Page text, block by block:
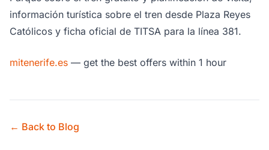
información turística sobre el tren desde Plaza Reyes
Católicos y ficha oficial de TITSA para la línea 381.
mitenerife.es — get the best offers within 1 hour
← Back to Blog